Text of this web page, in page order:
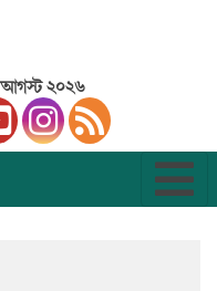
আগস্ট ২০২৬